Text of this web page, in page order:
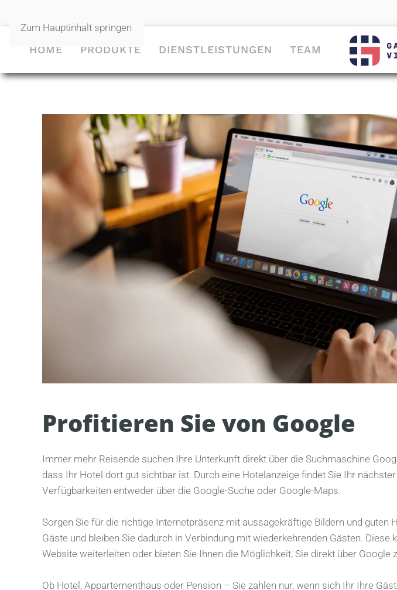
Zum Hauptinhalt springen
HOME PRODUKTE DIENSTLEISTUNGEN TEAM
Profitieren Sie von Google
Immer mehr Reisende suchen Ihre Unterkunft direkt über die Suchmaschine
dass Ihr Hotel dort gut sichtbar ist. Durch eine Hotelanzeige findet Sie Ihr
Verfügbarkeiten entweder über die Google-Suche oder Google-Maps.
Sorgen Sie für die richtige Internetpräsenz mit aussagekräftige Bildern und guten
Gäste und bleiben Sie dadurch in Verbindung mit wiederkehrenden Gästen. Diese
Website weiterleiten oder bieten Sie Ihnen die Möglichkeit, Sie direkt über Google
Ob Hotel, Appartementhaus oder Pension – Sie zahlen nur, wenn sich Ihr Ihre